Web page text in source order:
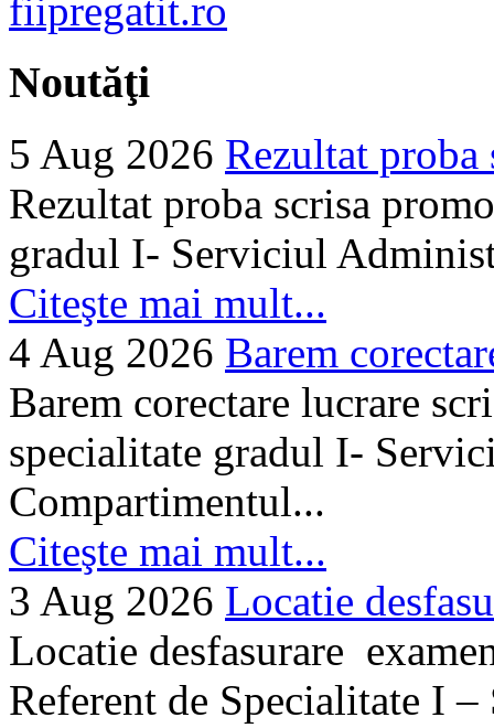
Noutăţi
5 Aug 2026 Rezultat proba
Rezultat proba scrisa
gradul I- Serviciul
Citeşte mai mult...
4 Aug 2026 Barem
Barem corectare lucrare
specialitate gradul I-
Compartimentul...
Citeşte mai mult...
3 Aug 2026 Locatie
Locatie desfasurare
Referent de Specialitate I